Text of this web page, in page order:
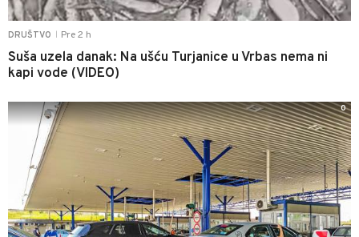
DRUŠTVO Pre 2 h
Suša uzela danak: Na ušću Turjanice u Vrbas nema ni
kapi vode (VIDEO)
0